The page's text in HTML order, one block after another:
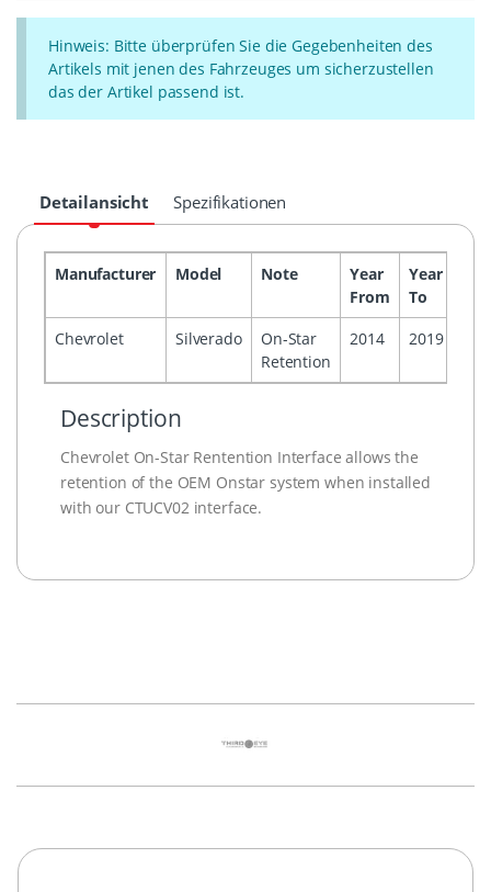
Hinweis: Bitte überprüfen Sie die Gegebenheiten des
Artikels mit jenen des Fahrzeuges um sicherzustellen
das der Artikel passend ist.
Detailansicht Spezifikationen
Manufacturer Model Note
Year
From
Year
To
Chevrolet Silverado
On-Star
Retention
2014 2019
Description
Chevrolet On-Star Rentention Interface allows the
retention of the OEM Onstar system when installed
with our CTUCV02 interface.